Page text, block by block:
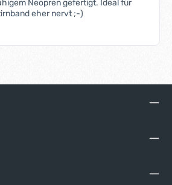
Neopren gefertigt. Ideal für
eher nervt ;-)